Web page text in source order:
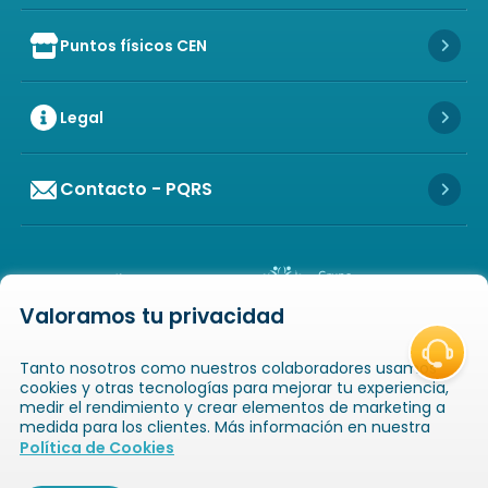
Icon of store
Puntos físicos CEN Icon
Legal Icon
Contacto - PQRS Icon
LOS DERECHOS RESERVADOS
NIT: 811025289-1 / CRA. 52 # 20-124, GUAYABAL,
MEDELLÍN, ANTIOQUIA
Inicio Icon of book-open Icon of
Valoramos tu privacidad
Tanto nosotros como nuestros colaboradores usamos
cookies y otras tecnologías para mejorar tu experiencia,
medir el rendimiento y crear elementos de marketing a
medida para los clientes. Más información en nuestra
Política de Cookies